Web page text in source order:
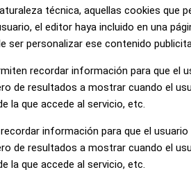
técnica, aquellas cookies
el editor haya incluido en una
ser personalizar ese contenido
recordar información para que
de resultados a mostrar cuando el
la que accede al servicio, etc.
información para que el
de resultados a mostrar cuando el
la que accede al servicio, etc.